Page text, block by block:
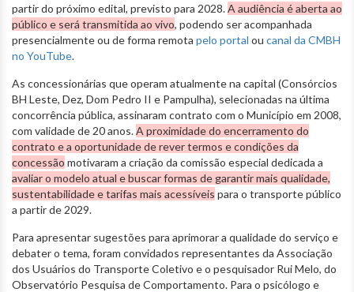
partir do próximo edital, previsto para 2028.A audiência é aberta ao
público e será transmitida ao vivo, podendo ser acompanhada
presencialmente ou de forma remota pelo portal ou canal da CMBH
no YouTube.
As concessionárias que operam atualmente na capital (Consórcios
BH Leste, Dez, Dom Pedro II e Pampulha), selecionadas na última
concorrência pública, assinaram contrato com o Município em 2008,
com validade de 20 anos.A proximidade do encerramento do
contrato e a oportunidade de rever termos e condições da
concessão motivaram a criação da comissão especial dedicada a
avaliar o modelo atual e buscar formas de garantir mais qualidade,
sustentabilidade e tarifas mais acessíveis para o transporte público
a partir de 2029.
Para apresentar sugestões para aprimorar a qualidade do serviço e
debater o tema, foram convidados representantes da Associação
dos Usuários do Transporte Coletivo e o pesquisador Rui Melo, do
Observatório Pesquisa de Comportamento. Para o psicólogo e